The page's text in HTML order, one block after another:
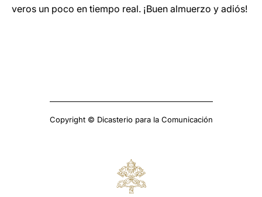
veros un poco en tiempo real. ¡Buen almuerzo y adiós!
Copyright © Dicasterio para la Comunicación